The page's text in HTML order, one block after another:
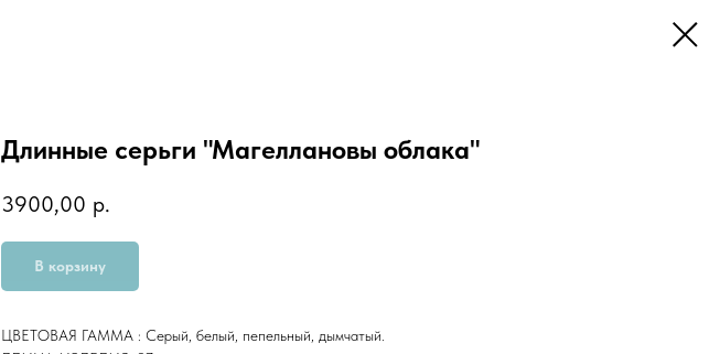
Длинные серьги "Магеллановы облака"
3900,00 р.
В корзину
ЦВЕТОВАЯ ГАММА : Серый, белый, пепельный, дымчатый.